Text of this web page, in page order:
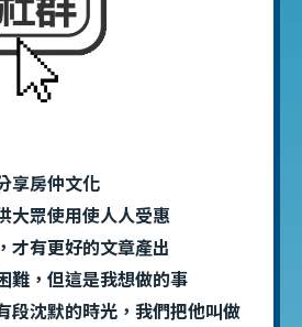
享房仲文化
大眾使用使人人受惠
才有更好的文章產出
難，但這是我想做的事
段沈默的時光，我們把他叫做